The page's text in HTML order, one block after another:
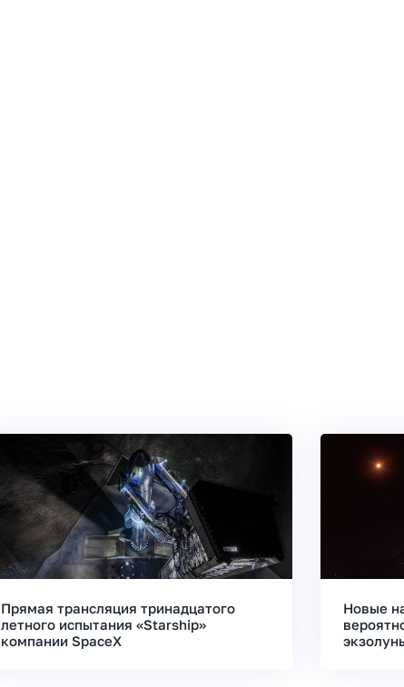
Прямая трансляция тринадцатого
летного испытания «Starship»
компании SpaceX
Новые